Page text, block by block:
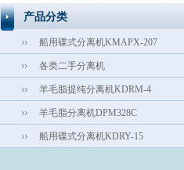
产品分类
船用碟式分离机KMAPX-207
各类二手分离机
羊毛脂提纯分离机KDRM-4
羊毛脂分离机DPM328C
船用碟式分离机KDRY-15